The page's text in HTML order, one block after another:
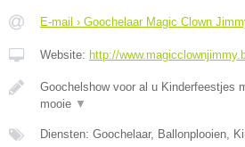
E-mail › Goochelaar Magic Clown
Website: http://
Goochelshow voor al u Kinderfeestjes
mooie ▼
Diensten: Goochelaar, Ballonplooien,